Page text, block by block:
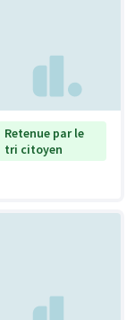
Retenue par le
tri citoyen